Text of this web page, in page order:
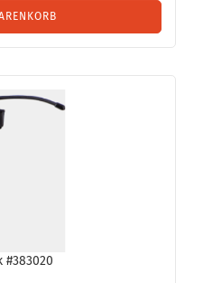
#383020